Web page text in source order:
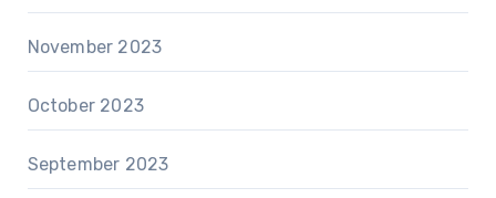
November 2023
October 2023
September 2023